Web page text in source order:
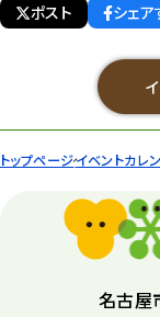
トップページイベントカレ
ポスト
シェア
名古屋